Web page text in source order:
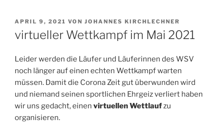
VERÖFFENTLICHT
AM
APRIL 9, 2021 VON JOHANNES KIRCHLECHNER
virtueller Wettkampf im Mai 2021
Leider werden die Läufer und Läuferinnen des WSV
noch länger auf einen echten Wettkampf warten
müssen. Damit die Corona Zeit gut überwunden wird
und niemand seinen sportlichen Ehrgeiz verliert haben
wir uns gedacht, einen virtuellen Wettlaufzu
organisieren.